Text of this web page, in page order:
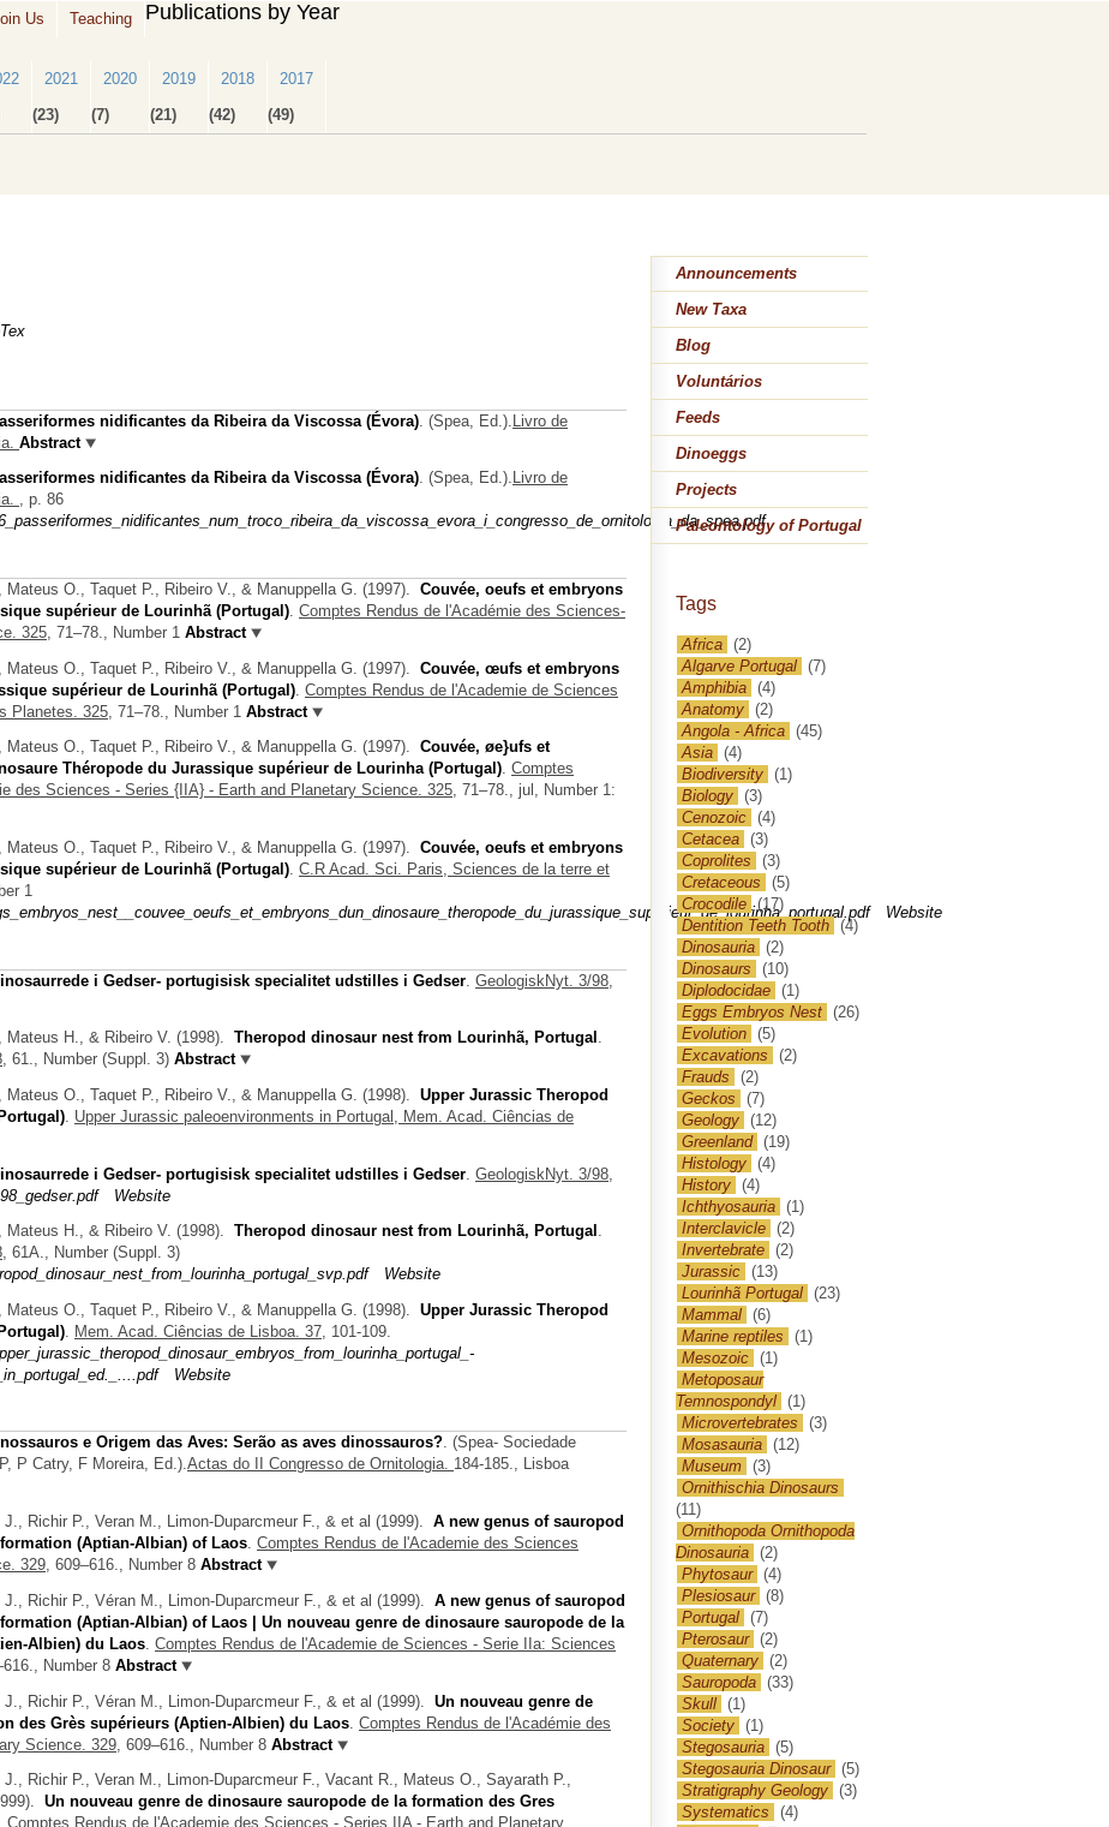
Us Teaching Publications by Year
2021
(23)
2020
(7)
2019
(21)
2018
(42)
2017
(49)
nidificantes da Ribeira da Viscossa (Évora) (Spea , Ed.).
Livro de
Abstract
nidificantes da Ribeira da Viscossa (Évora). (Spea, Ed.). Livro de
, p. 86
O., Taquet P., Ribeiro V., & Manuppella G. (1997). Couvée, oeufs et embryons
supérieur de Lourinhã (Portugal) Comptes Rendus de l'Académie des Sciences-
325, 71–78., Number 1 Abstract
O., Taquet P., Ribeiro V., & Manuppella G. (1997). Couvée, œufs et embryons
supérieur de Lourinhã (Portugal) Comptes Rendus de l'Academie de Sciences
Planetes. 325, 71–78., Number 1 Abstract
O., Taquet P., Ribeiro V., & Manuppella G. (1997). Couvée, øe}ufs et
Théropode du Jurassique supérieur de Lourinha (Portugal). Comptes
des Sciences - Series {IIA} - Earth and Planetary Science. 325, 71–78., jul, Number 1:
O., Taquet P., Ribeiro V., & Manuppella G. (1997). Couvée, oeufs et embryons
supérieur de Lourinhã (Portugal). C.R Acad. Sci. Paris, Sciences de la terre et
1
Website
i Gedser- portugisisk specialitet udstilles i Gedser GeologiskNyt. 3/98,
Mateus H., & Ribeiro V. (1998). Theropod dinosaur nest from Lourinhã, Portugal .
61., Number (Suppl. 3) Abstract
O., Taquet P., Ribeiro V., & Manuppella G. (1998). Upper Jurassic Theropod
Upper Jurassic paleoenvironments in Portugal, Mem. Acad. Ciências de
i Gedser- portugisisk specialitet udstilles i Gedser GeologiskNyt. 3/98,
Website
Mateus H., & Ribeiro V. (1998). Theropod dinosaur nest from Lourinhã, Portugal .
61A., Number (Suppl. 3)
Website
O., Taquet P., Ribeiro V., & Manuppella G. (1998). Upper Jurassic Theropod
Mem. Acad. Ciências de Lisboa. 37, 101-109.
Website
e Origem das Aves: Serão as aves dinossauros?. (Spea- Sociedade
P, P Catry, F Moreira, Ed.).Actas do II Congresso de Ornitologia. 184-185., Lisboa
Richir P., Veran M., Limon-Duparcmeur F., & et al (1999). A new genus of sauropod
(Aptian-Albian) of Laos. Comptes Rendus de l'Academie des Sciences
329, 609–616., Number 8 Abstract
Richir P., Véran M., Limon-Duparcmeur F., & et al (1999). A new genus of sauropod
(Aptian-Albian) of Laos | Un nouveau genre de dinosaure sauropode de la
Albien) du Laos Comptes Rendus de l'Academie de Sciences - Serie IIa: Sciences
Number 8 Abstract
Richir P., Véran M., Limon-Duparcmeur F., & et al (1999). Un nouveau genre de
des Grès supérieurs (Aptien-Albien) du Laos Comptes Rendus de l'Académie des
Science. 329, 609–616., Number 8 Abstract
Richir P., Veran M., Limon-Duparcmeur F., Vacant R., Mateus O., Sayarath P.,
Un nouveau genre de dinosaure sauropode de la formation des Gres
. Comptes Rendus de l'Academie des Sciences - Series IIA - Earth and Planetary
Announcements
New Taxa
Blog
Voluntários
Feeds
Dinoeggs
Projects
Paleontology of Portugal
Tags
Africa (2)
Algarve Portugal (7)
Amphibia (4)
Anatomy (2)
Angola - Africa (45)
Asia (4)
Biodiversity (1)
Biology (3)
Cenozoic (4)
Cetacea (3)
Coprolites
(3)
Cretaceous
(5)
Crocodile (17)
Dentition Teeth Tooth (4)
Dinosauria (2)
Dinosaurs
(10)
Diplodocidae (1)
Eggs Embryos Nest (26)
Evolution (5)
Excavations
(2)
Frauds
(2)
Geckos
(7)
Geology (12)
Greenland (19)
Histology (4)
History (4)
Ichthyosauria (1)
Interclavicle (2)
Invertebrate (2)
Jurassic (13)
Lourinhã Portugal (23)
Mammal (6)
Marine reptiles
(1)
Mesozoic (1)
Metoposaur
Temnospondyl (1)
Microvertebrates
(3)
Mosasauria (12)
Museum (3)
Ornithischia Dinosaurs
(11)
Ornithopoda Ornithopoda
Dinosauria (2)
Phytosaur (4)
Plesiosaur (8)
Portugal (7)
Pterosaur (2)
Quaternary (2)
Sauropoda (33)
Skull (1)
Society (1)
Stegosauria (5)
Stegosauria Dinosaur (5)
Stratigraphy Geology (3)
Systematics
(4)